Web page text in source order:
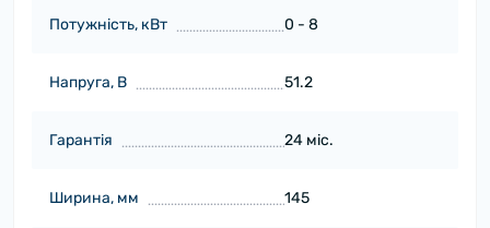
Потужність, кВт 0 - 8
Напруга, В 51.2
Гарантія 24 міс.
Ширина, мм 145